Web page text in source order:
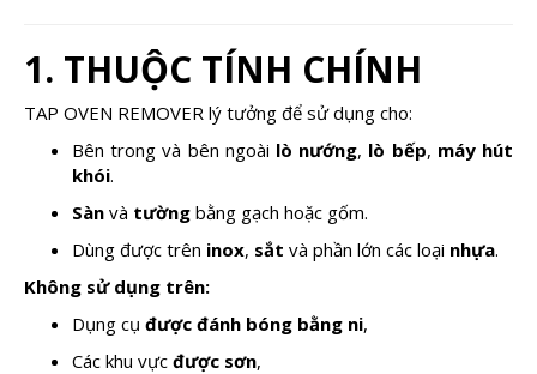
1. THUỘC TÍNH CHÍNH
TAP OVEN REMOVER lý tưởng để sử dụng cho:
Bên trong và bên ngoài lò nướng, lò bếp, máy hút
khói.
Sàn và tường bằng gạch hoặc gốm.
Dùng được trên inox, sắt và phần lớn các loại nhựa.
Không sử dụng trên:
Dụng cụ được đánh bóng bằng ni,
Các khu vực được sơn,